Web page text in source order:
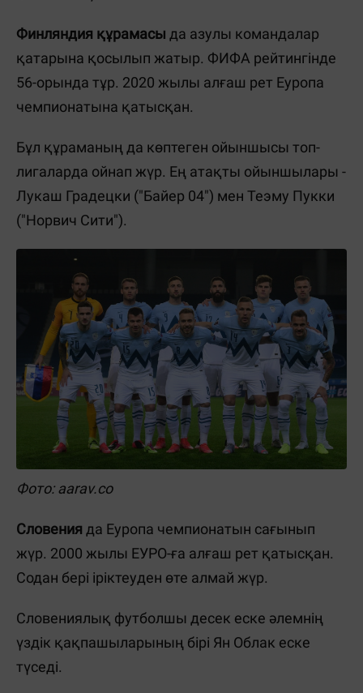
Финляндия құрамасы да азулы командалар
қатарына қосылып жатыр. ФИФА рейтингінде
56-орында тұр. 2020 жылы алғаш рет Еуропа
чемпионатына қатысқан.
Бұл құраманың да көптеген ойыншысы топ-
лигаларда ойнап жүр. Ең атақты ойыншылары -
Лукаш Градецки ("Байер 04") мен Теэму Пукки
("Норвич Сити").
Фото: aarav.co
Словения да Еуропа чемпионатын сағынып
жүр. 2000 жылы ЕУРО-ға алғаш рет қатысқан.
Содан бері іріктеуден өте алмай жүр.
Словениялық футболшы десек еске әлемнің
үздік қақпашыларының бірі Ян Облак еске
түседі.